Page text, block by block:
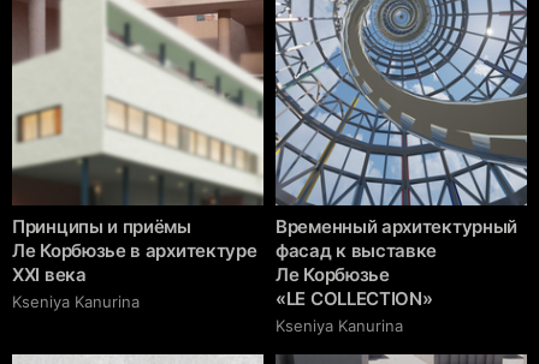
Принципы и приёмы
Ле Корбюзье в архитектуре
XXI века
Kseniya Kanurina
Временный архитектурный
фасад к выставке
Ле Корбюзье
«LE COLLECTION»
Kseniya Kanurina